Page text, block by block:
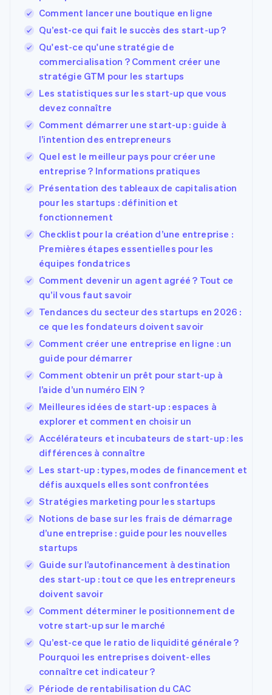
Comment lancer une boutique en ligne
Qu’est-ce qui fait le succès des start-up ?
Qu'est-ce qu'une stratégie de
commercialisation ? Comment créer une
stratégie GTM pour les startups
Les statistiques sur les start-up que vous
devez connaître
Comment démarrer une start-up : guide à
l’intention des entrepreneurs
Quel est le meilleur pays pour créer une
entreprise ? Informations pratiques
Présentation des tableaux de capitalisation
pour les startups : définition et
fonctionnement
Checklist pour la création d’une entreprise :
Premières étapes essentielles pour les
équipes fondatrices
Comment devenir un agent agréé ? Tout ce
qu’il vous faut savoir
Tendances du secteur des startups en 2026 :
ce que les fondateurs doivent savoir
Comment créer une entreprise en ligne : un
guide pour démarrer
Comment obtenir un prêt pour start-up à
l’aide d’un numéro EIN ?
Meilleures idées de start-up : espaces à
explorer et comment en choisir un
Accélérateurs et incubateurs de start-up : les
différences à connaître
Les start-up : types, modes de financement et
défis auxquels elles sont confrontées
Stratégies marketing pour les startups
Notions de base sur les frais de démarrage
d’une entreprise : guide pour les nouvelles
startups
Guide sur l’autofinancement à destination
des start-up : tout ce que les entrepreneurs
doivent savoir
Comment déterminer le positionnement de
votre start-up sur le marché
Qu’est-ce que le ratio de liquidité générale ?
Pourquoi les entreprises doivent-elles
connaître cet indicateur ?
Période de rentabilisation du CAC